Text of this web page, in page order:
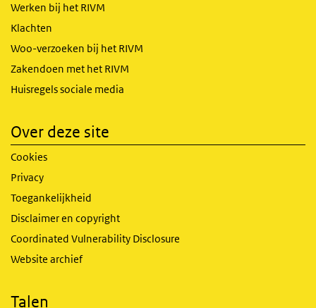
Werken bij het RIVM
Klachten
Woo-verzoeken bij het RIVM
Zakendoen met het RIVM
Huisregels sociale media
Over deze site
Cookies
Privacy
Toegankelijkheid
Disclaimer en copyright
Coordinated Vulnerability Disclosure
Website archief
Talen